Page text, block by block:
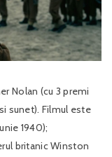
Nolan (cu 3 premi
sunet). Filmul este
1940);
britanic Winston